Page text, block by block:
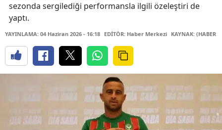
sezonda sergilediği performansla ilgili özeleştiri de
yaptı.
YAYINLAMA: 04 Haziran 2026 - 16:18 EDİTÖR: Haber Merkezi KAYNAK: (HABER